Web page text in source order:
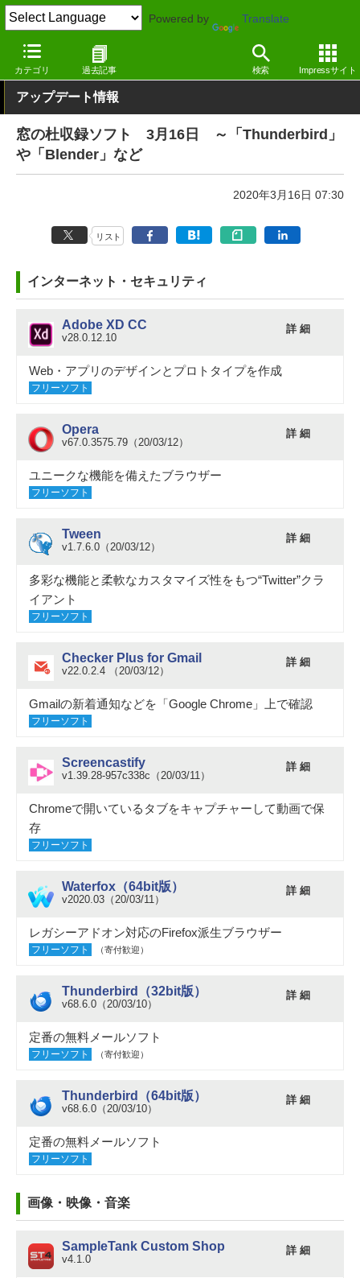
Powered by Translate
カテゴリ 過去記事 検索 Impressサイト
窓の杜 その他の話題 アップデート
アップデート情報
窓の杜収録ソフト 3月16日 ～「Thunderbird」
や「Blender」など
2020年3月16日 07:30
リスト
インターネット・セキュリティ
Adobe XD CC
v28.0.12.10
詳 細
Web・アプリのデザインとプロトタイプを作成
フリーソフト
Opera
v67.0.3575.79（20/03/12）
詳 細
ユニークな機能を備えたブラウザー
フリーソフト
Tween
v1.7.6.0（20/03/12）
詳 細
多彩な機能と柔軟なカスタマイズ性をもつ“Twitter”クラ
イアント
フリーソフト
Checker Plus for Gmail
v22.0.2.4 （20/03/12）
詳 細
Gmailの新着通知などを「Google Chrome」上で確認
フリーソフト
Screencastify
v1.39.28-957c338c（20/03/11）
詳 細
Chromeで開いているタブをキャプチャーして動画で保
存
フリーソフト
Waterfox（64bit版）
v2020.03（20/03/11）
詳 細
レガシーアドオン対応のFirefox派生ブラウザー
フリーソフト （寄付歓迎）
Thunderbird（32bit版）
v68.6.0（20/03/10）
詳 細
定番の無料メールソフト
フリーソフト （寄付歓迎）
Thunderbird（64bit版）
v68.6.0（20/03/10）
詳 細
定番の無料メールソフト
フリーソフト
画像・映像・音楽
SampleTank Custom Shop
v4.1.0
詳 細